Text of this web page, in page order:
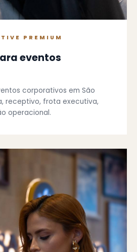
PREMIUM
eventos
corporativos em São
receptivo, frota executiva,
operacional.